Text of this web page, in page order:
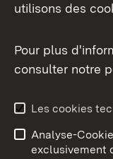
Aperçu des
utilisons des
Pour plus
consulter notre
Les cookies
Analyse-
exclusivement